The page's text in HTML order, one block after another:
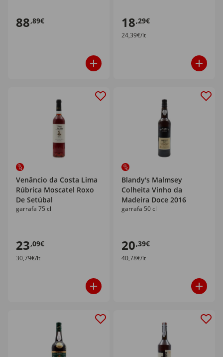
88,89€ 18,29€
24,39€/lt
Venâncio da Costa Lima
Rúbrica Moscatel Roxo
De Setúbal
garrafa 75 cl
23,09€
30,79€/lt
Blandy's Malmsey
Colheita Vinho da
Madeira Doce 2016
garrafa 50 cl
20,39€
40,78€/lt